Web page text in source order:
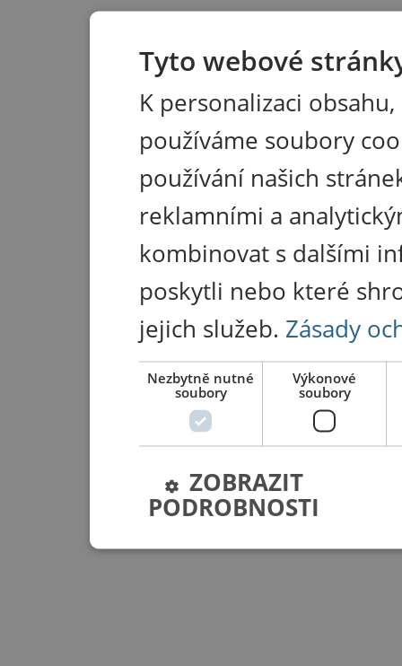
Tyto webové
K personalizaci
používáme soubory
používání našich
reklamními a
kombinovat s dalšími
poskytli nebo které
jejich služeb. Zásady
Nezbytně nutné
soubory
Výkonové
soubory
ZOBRAZIT
PODROBNOSTI